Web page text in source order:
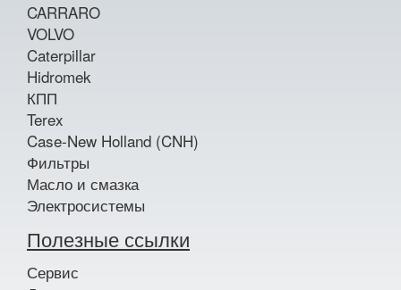
CARRARO
VOLVO
Caterpillar
Hidromek
КПП
Terex
Case-New Holland (CNH)
Фильтры
Масло и смазка
Электросистемы
Полезные ссылки
Сервис